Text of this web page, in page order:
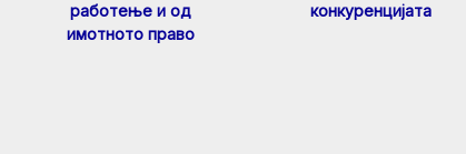
работење и од
имотното право
конкуренцијата